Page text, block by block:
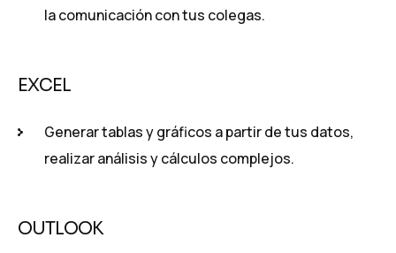
la comunicación con tus colegas.
EXCEL
Generar tablas y gráficos a partir de tus datos,
realizar análisis y cálculos complejos.
OUTLOOK